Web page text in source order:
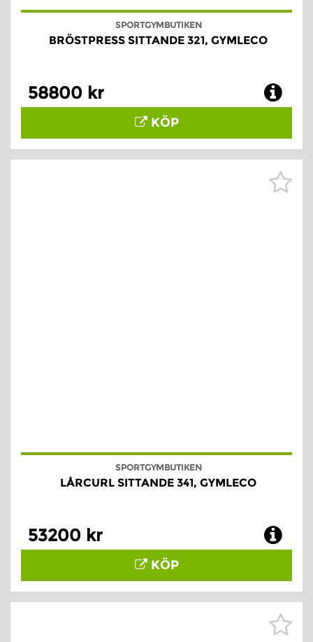
SPORTGYMBUTIKEN
BRÖSTPRESS SITTANDE 321, GYMLECO
58800 kr
KÖP
SPORTGYMBUTIKEN
LÅRCURL SITTANDE 341, GYMLECO
53200 kr
KÖP